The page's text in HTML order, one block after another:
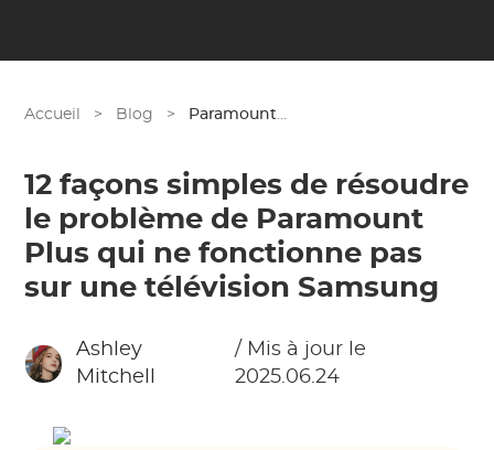
Accueil > Blog > Paramount Plus
12 façons simples de résoudre
le problème de Paramount
Plus qui ne fonctionne pas
sur une télévision Samsung
Ashley
Mitchell
/ Mis à jour le
2025.06.24